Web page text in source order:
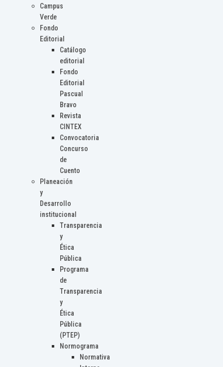
Campus
Verde
Fondo
Editorial
Catálogo
editorial
Fondo
Editorial
Pascual
Bravo
Revista
CINTEX
Convocatoria
Concurso
de
Cuento
Planeación
y
Desarrollo
institucional
Transparencia
y
Ética
Pública
Programa
de
Transparencia
y
Ética
Pública
(PTEP)
Normograma
Normativa